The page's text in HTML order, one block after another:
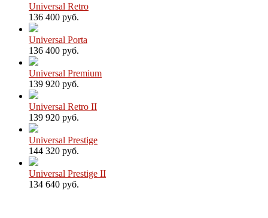
Universal Retro
136 400 руб.
Universal Porta
136 400 руб.
Universal Premium
139 920 руб.
Universal Retro II
139 920 руб.
Universal Prestige
144 320 руб.
Universal Prestige II
134 640 руб.